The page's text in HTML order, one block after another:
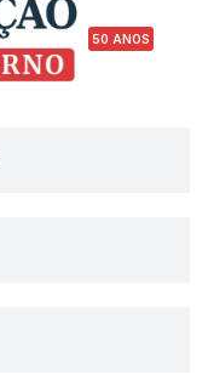
50 ANOS